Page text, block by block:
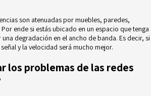
son atenuadas por muebles, paredes,
ende si estás ubicado en un espacio que tenga
degradación en el ancho de banda. Es decir, si
y la velocidad será mucho mejor.
los problemas de las redes